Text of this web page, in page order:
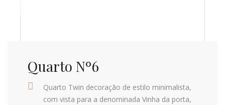
Quarto Nº6
Quarto Twin decoração de estilo minimalista,
com vista para a denominada Vinha da porta,